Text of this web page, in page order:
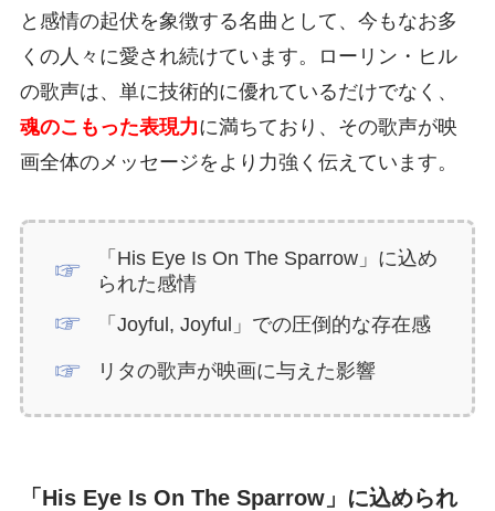
と感情の起伏を象徴する名曲として、今もなお多
くの人々に愛され続けています。ローリン・ヒル
の歌声は、単に技術的に優れているだけでなく、
魂のこもった表現力に満ちており、その歌声が映
画全体のメッセージをより力強く伝えています。
「His Eye Is On The Sparrow」に込め
られた感情
「Joyful, Joyful」での圧倒的な存在感
リタの歌声が映画に与えた影響
「His Eye Is On The Sparrow」に込められ